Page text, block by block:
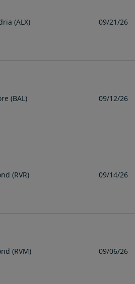
(ALX) 09/21/26
(BAL) 09/12/26
(RVR) 09/14/26
(RVM) 09/06/26